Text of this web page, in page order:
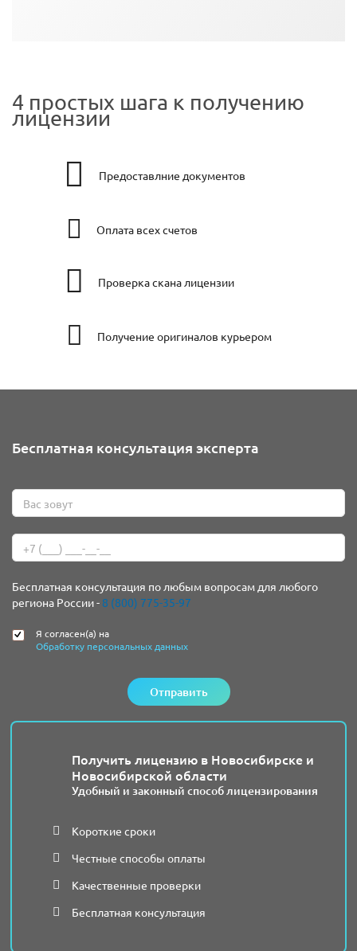
4 простых шага к получению
лицензии
Предоставлние документов
Оплата всех счетов
Проверка скана лицензии
Получение оригиналов курьером
Бесплатная консультация эксперта
Бесплатная консультация по любым вопросам для любого
региона России - 8 (800) 775-35-97
Я согласен(а) на
Обработку персональных данных
Отправить
Получить лицензию в Новосибирске и
Новосибирской области
Удобный и законный способ лицензирования
Короткие сроки
Честные способы оплаты
Качественные проверки
Бесплатная консультация